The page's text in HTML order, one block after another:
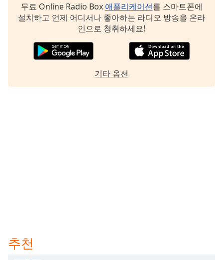
Family
Dialog
무료 Online Radio Box 애플리케이션를 스마트폰에
설치하고 언제 어디서나 좋아하는 라디오 방송을 온라
인으로 청취하세요!
기타 옵션
추천